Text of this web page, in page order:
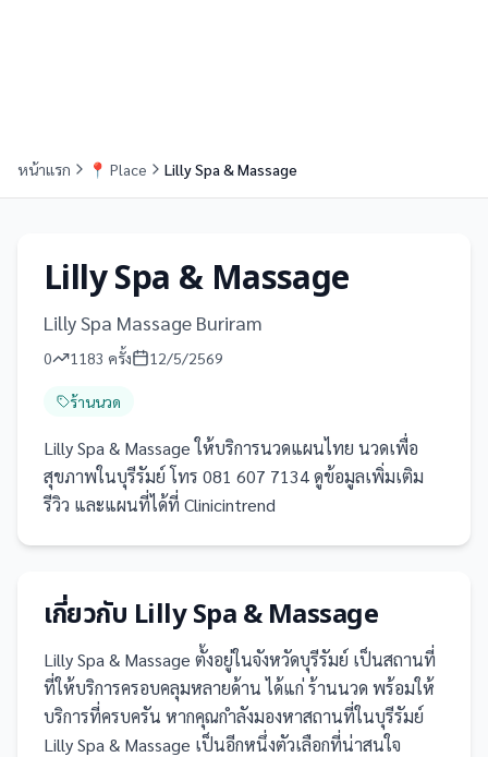
หน้าแรก 📍 Place Lilly Spa & Massage
Lilly Spa & Massage
Lilly Spa Massage Buriram
0 1183 ครั้ง 12/5/2569
ร้านนวด
Lilly Spa & Massage ให้บริการนวดแผนไทย นวดเพื่อ
สุขภาพในบุรีรัมย์ โทร 081 607 7134 ดูข้อมูลเพิ่มเติม
รีวิว และแผนที่ได้ที่ Clinicintrend
เกี่ยวกับ Lilly Spa & Massage
Lilly Spa & Massage ตั้งอยู่ในจังหวัดบุรีรัมย์ เป็นสถานที่
ที่ให้บริการครอบคลุมหลายด้าน ได้แก่ ร้านนวด พร้อมให้
บริการที่ครบครัน หากคุณกำลังมองหาสถานที่ในบุรีรัมย์
Lilly Spa & Massage เป็นอีกหนึ่งตัวเลือกที่น่าสนใจ